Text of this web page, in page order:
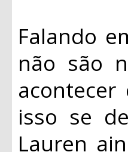
Falando
não são
isso se
Lauren